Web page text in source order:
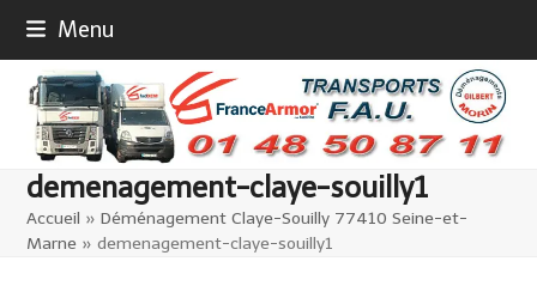
content
Menu
demenagement-claye-souilly1
Accueil »Déménagement Claye-Souilly 77410 Seine-et-
Marne »demenagement-claye-souilly1